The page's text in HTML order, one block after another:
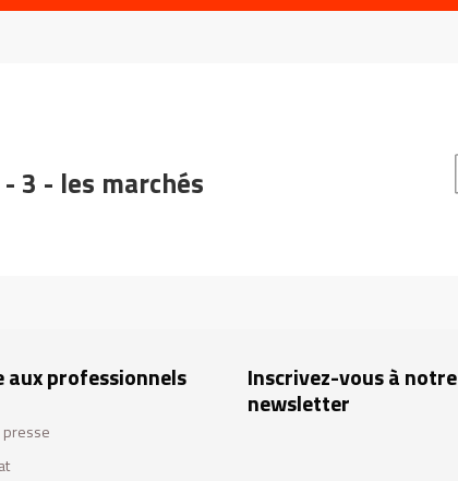
3 - les marchés
aux professionnels
presse
Inscrivez-vous à notre
newsletter